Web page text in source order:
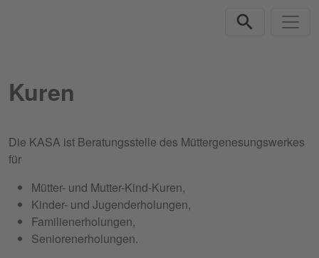
Kuren
Die KASA ist Beratungsstelle des Müttergenesungswerkes
für
Mütter- und Mutter-Kind-Kuren,
Kinder- und Jugenderholungen,
Familienerholungen,
Seniorenerholungen.